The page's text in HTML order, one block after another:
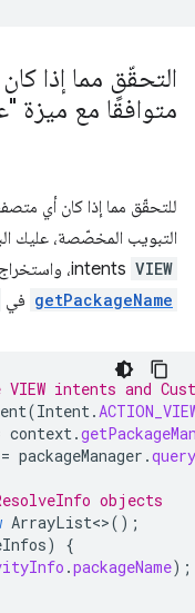
التحقّق مما إذا
متوافقًا مع ميزة
للتحقّق مما إذا كان أي
التبويب المخصّصة، عليك
VIEW
getPackageName في
intents and
(Intent.
context.
= packageManager .
objects
ArrayList<>();
)
{
.packageName);